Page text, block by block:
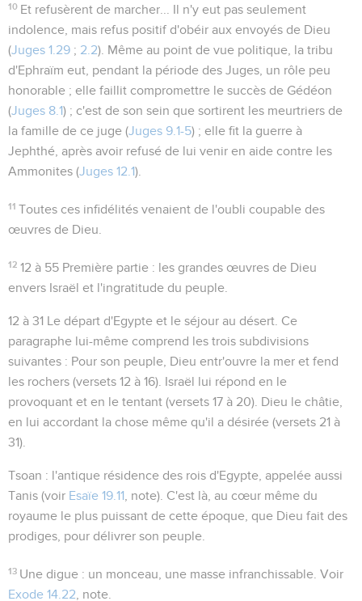
10 Et refusèrent de marcher...
Il n'y eut pas seulement
indolence, mais refus positif d'obéir aux envoyés de Dieu
(Juges 1.29 ; 2.2). Même au point de vue politique, la tribu
d'Ephraïm eut, pendant la période des Juges, un rôle peu
honorable ; elle faillit compromettre le succès de Gédéon
(Juges 8.1) ; c'est de son sein que sortirent les meurtriers de
la famille de ce juge (Juges 9.1-5) ; elle fit la guerre à
Jephthé, après avoir refusé de lui venir en aide contre les
Ammonites (Juges 12.1).
11 Toutes ces infidélités venaient de l'oubli coupable des
œuvres de Dieu.
12 12 à 55 Première partie : les grandes œuvres de Dieu
envers Israël et l'ingratitude du peuple.
12 à 31 Le départ d'Egypte et le séjour au désert. Ce
paragraphe lui-même comprend les trois subdivisions
suivantes : Pour son peuple, Dieu entr'ouvre la mer et fend
les rochers (versets 12 à 16). Israël lui répond en le
provoquant et en le tentant (versets 17 à 20). Dieu le châtie,
en lui accordant la chose même qu'il a désirée (versets 21 à
31).
Tsoan : l'antique résidence des rois d'Egypte, appelée aussi
Tanis (voir Esaïe 19.11 , note). C'est là, au cœur même du
royaume le plus puissant de cette époque, que Dieu fait des
prodiges, pour délivrer son peuple.
13 Une digue : un monceau, une masse infranchissable. Voir
Exode 14.22 , note.